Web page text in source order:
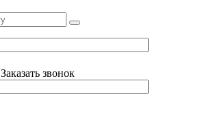
Заказать звонок